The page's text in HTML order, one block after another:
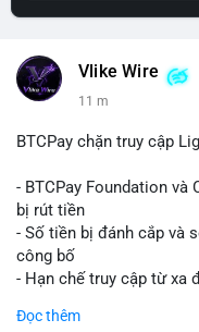
Vlike Wire
11 m
BTCPay chặn truy cập
- BTCPay Foundation và
bị rút tiền
- Số tiền bị đánh cắp và
công bố
- Hạn chế truy cập từ xa
#binancesquare
Đọc thêm